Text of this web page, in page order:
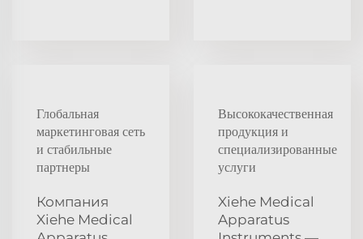
Глобальная
маркетинговая сеть
и стабильные
партнеры
Компания
Xiehe Medical
Высококачественная
продукция и
специализированные
услуги
Xiehe Medical
Apparatus